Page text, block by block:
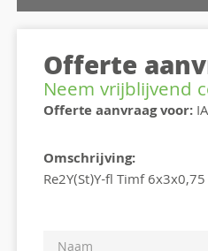
Offerte
Neem vrijblijvend
Offerte aanvraag voor:
Omschrijving:
Re2Y(St)Y-fl Timf